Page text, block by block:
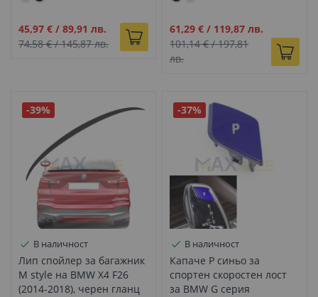
Промо
цена
45,97 € / 89,91 лв.
74,58 €/145,87 лв.
Промо
цена
61,29 € / 119,87 лв.
101,14 €/197,81
лв.
-39%
В наличност
Лип спойлер за багажник
M style на BMW X4 F26
(2014-2018), черен гланц
-37%
В наличност
Капаче P синьо за
спортен скоростен лост
за BMW G серия